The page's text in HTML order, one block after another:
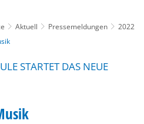
Aktuell Pressemeldungen
2022
STARTET DAS NEUE